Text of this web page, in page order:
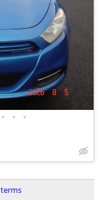
• • •
terms